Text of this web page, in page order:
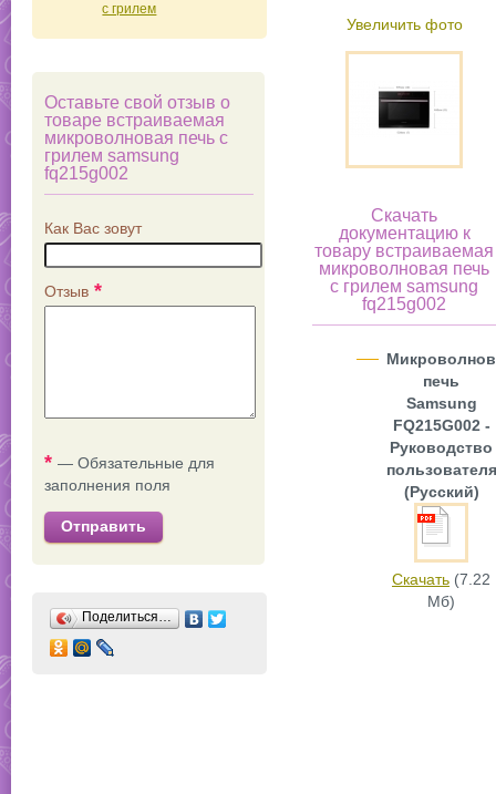
с грилем
Оставьте свой отзыв о
товаре встраиваемая
микроволновая печь с
грилем samsung
fq215g002
Как Вас зовут
Отзыв*
* — Обязательные для
заполнения поля
Отправить
Поделиться…
Увеличить фото
Скачать
документацию к
товару встраиваемая
микроволновая печь
с грилем samsung
fq215g002
печь
Samsung
FQ215G002 -
Руководство
(Русский)
Скачать (7.22
Мб)